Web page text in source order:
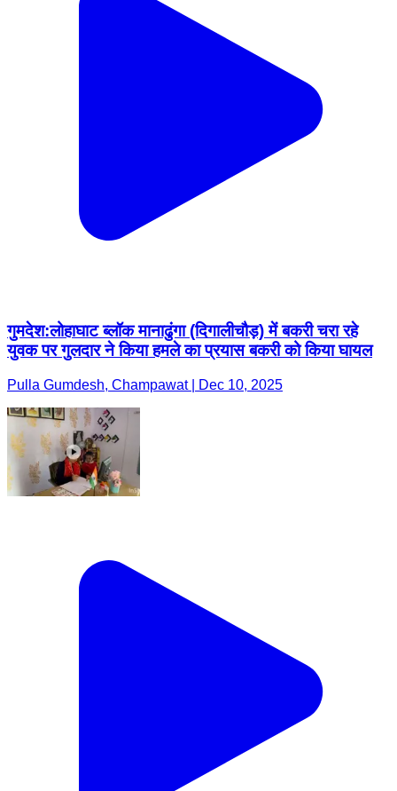
गुमदेश:लोहाघाट ब्लॉक मानाढुंगा (दिगालीचौड़) में बकरी चरा रहे
युवक पर गुलदार ने किया हमले का प्रयास बकरी को किया घायल
Pulla Gumdesh, Champawat | Dec 10, 2025